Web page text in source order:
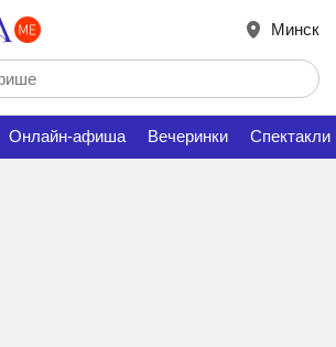
Минск
Онлайн-афиша Вечеринки Спектакли